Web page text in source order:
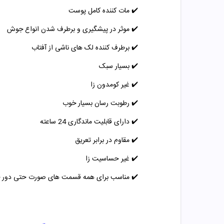
✔️مات کننده کامل پوست
✔️موثر در پیشگیری و برطرف شدن انواع جوش
✔️برطرف کننده لک های ناشی از آفتاب
✔️بسیار سبک
✔️ غیر کومدون زا
✔️ رطوبت رسان بسیار خوب
✔️دارای قابلیت ماندگاری 24 ساعته
✔️مقاوم در برابر تعریق
✔️ غیر حساسیت زا
✔️مناسب برای همه قسمت های صورت حتی